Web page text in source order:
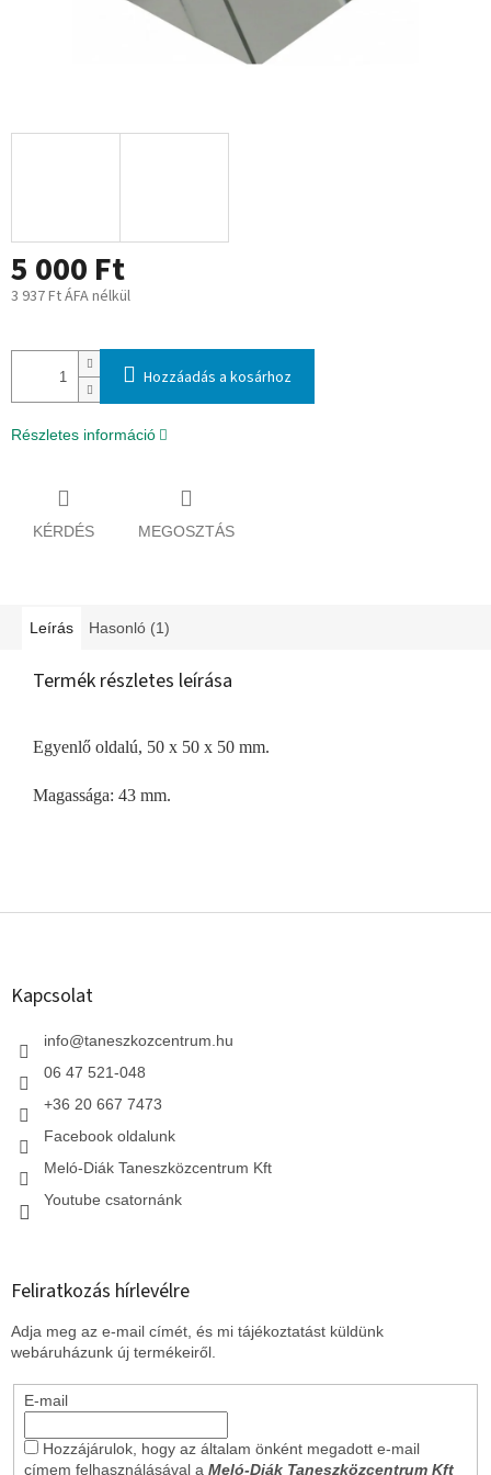
5 000 Ft
3 937 Ft ÁFA nélkül
Hozzáadás a kosárhoz
Részletes információ
KÉRDÉS MEGOSZTÁS
Leírás Hasonló (1)
Termék részletes leírása
Egyenlő oldalú, 50 x 50 x 50 mm.
Magassága: 43 mm.
L
Kapcsolat
info@taneszkozcentrum.hu
06 47 521-048
+36 20 667 7473
Facebook oldalunk
Meló-Diák Taneszközcentrum Kft
Youtube csatornánk
Feliratkozás hírlevélre
Adja meg az e-mail címét, és mi tájékoztatást küldünk
webáruházunk új termékeiről.
E-mail
Hozzájárulok, hogy az általam önként megadott e-mail
címem felhasználásával a Meló-Diák Taneszközcentrum Kft